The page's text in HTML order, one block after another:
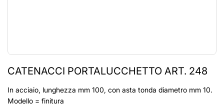
CATENACCI PORTALUCCHETTO ART. 248
In acciaio, lunghezza mm 100, con asta tonda diametro mm 10.
Modello = finitura